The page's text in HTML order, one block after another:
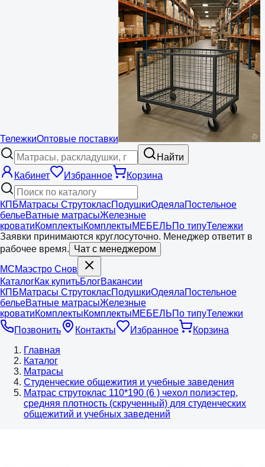
ТележкиОптовые поставки
Найти
Кабинет
Избранное Корзина
КПБМатрасы СтрутокласПодушкиОдеялаПостельное
бельеВатные матрасыЖелезные
кроватиКомплектыКомплектыМЕБЕЛЬПо типуТележки
Заявки принимаются круглосуточно. Менеджер ответит в
рабочее время. Чат с менеджером
МСМаэстро Снов
КаталогКак купитьБлогВакансии
КПБМатрасы СтрутокласПодушкиОдеялаПостельное
бельеВатные матрасыЖелезные
кроватиКомплектыКомплектыМЕБЕЛЬПо типуТележки
Позвонить
Контакты Избранное
Корзина
Главная
Каталог
Матрасы
Студенческие общежития и учебные заведения
Матрас струтоклас 110*190 (6 ) чехол полиэстер,
средняя плотность (скрученный) для студенческих
общежитий и учебных заведений